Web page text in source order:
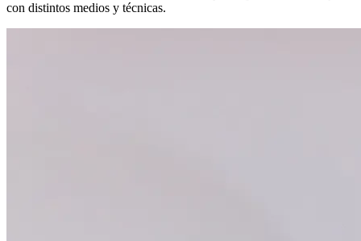
con distintos medios y técnicas.